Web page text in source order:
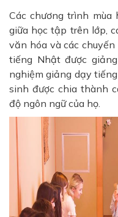
Các chương trình
giữa học tập trên lớp,
văn hóa và các
tiếng Nhật được
nghiệm giảng dạy
sinh được chia thành
độ ngôn ngữ của họ.